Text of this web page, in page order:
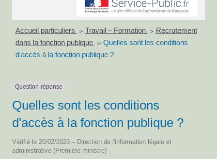
Accueil particuliers > Travail – Formation > Recrutement
dans la fonction publique
> Quelles sont les conditions
d'accès à la fonction publique ?
Question-réponse
Quelles sont les conditions
d'accès à la fonction publique ?
Vérifié le 20/02/2023 – Direction de l'information légale et
administrative (Première ministre)